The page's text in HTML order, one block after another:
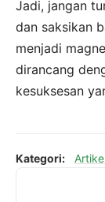
Jadi, jangan
dan saksikan
menjadi
dirancang
kesuksesan
Kategori: